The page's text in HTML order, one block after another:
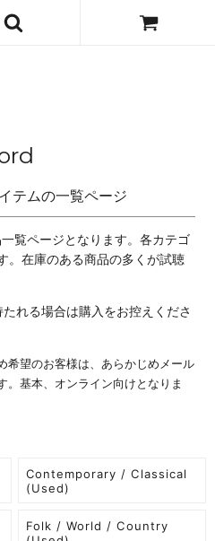
テムの一覧ページ
覧ページとなります。各カテゴ
。在庫のある商品の多くが試聴
れる場合は購入をお控えくださ
希望のお客様は、あらかじめメール
。基本、オンライン向けとなりま
Contemporary / Classical
(Used)
Folk / World / Country